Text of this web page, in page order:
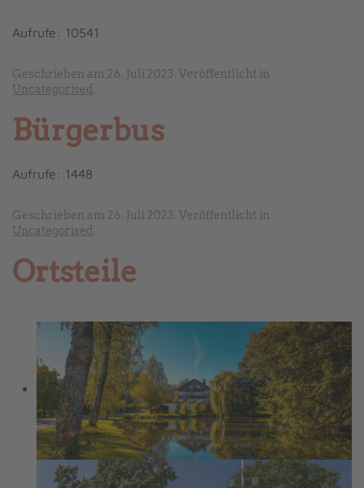
Aufrufe: 10541
Geschrieben am 26. Juli 2023 . Veröffentlicht in
Uncategorised .
Bürgerbus
Aufrufe: 1448
Geschrieben am 26. Juli 2023 . Veröffentlicht in
Uncategorised .
Ortsteile